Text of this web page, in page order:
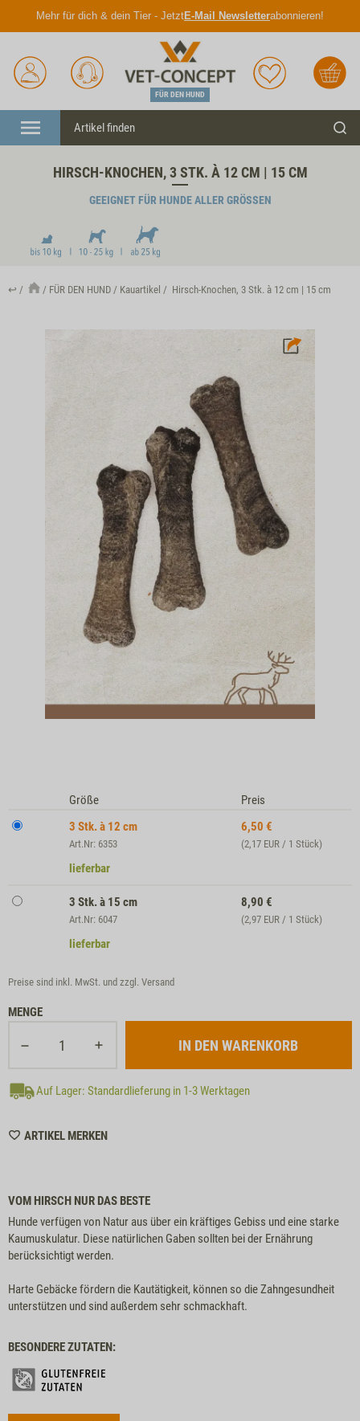
Mehr für dich & dein Tier - JetztE-Mail Newsletterabonnieren!
Anmelden
Unser
Service
FÜR DEN HUND
Merkliste Warenkorb
Menü
HIRSCH-KNOCHEN, 3 STK. À 12 CM | 15 CM
GEEIGNET FÜR HUNDE ALLER GRÖSSEN
↩ FÜR DEN HUND Kauartikel Hirsch-Knochen, 3 Stk. à 12 cm | 15 cm
Größe
Preis
3 Stk. à 12 cm
Art.Nr: 6353
6,50 €
(2,17 EUR / 1 Stück)
lieferbar
3 Stk. à 15 cm
Art.Nr: 6047
8,90 €
(2,97 EUR / 1 Stück)
lieferbar
Preise sind inkl. MwSt. und zzgl. Versand
MENGE
Auf Lager: Standardlieferung in 1-3 Werktagen
ARTIKEL MERKENWISHLIST
VOM HIRSCH NUR DAS BESTE
Hunde verfügen von Natur aus über ein kräftiges Gebiss und eine starke
Kaumuskulatur. Diese natürlichen Gaben sollten bei der Ernährung
berücksichtigt werden.
Harte Gebäcke fördern die Kautätigkeit, können so die Zahngesundheit
unterstützen und sind außerdem sehr schmackhaft.
BESONDERE ZUTATEN: